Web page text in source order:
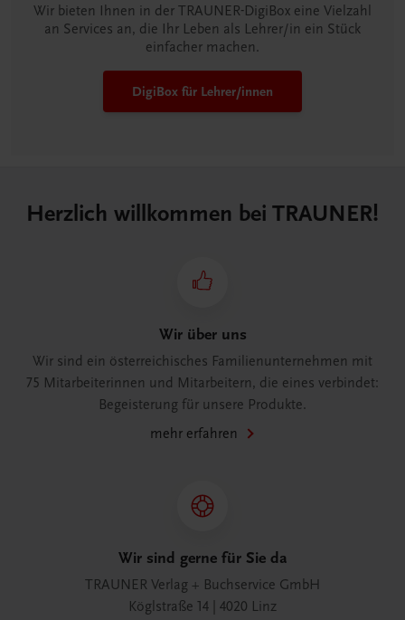
Wir bieten Ihnen in der TRAUNER-DigiBox eine Vielzahl
an Services an, die Ihr Leben als Lehrer/in ein Stück
einfacher machen.
DigiBox für Lehrer/innen
Herzlich willkommen bei TRAUNER!
Wir über uns
Wir sind ein österreichisches Familienunternehmen mit
75 Mitarbeiterinnen und Mitarbeitern, die eines verbindet:
Begeisterung für unsere Produkte.
mehr erfahren
Wir sind gerne für Sie da
TRAUNER Verlag + Buchservice GmbH
Köglstraße 14 | 4020 Linz